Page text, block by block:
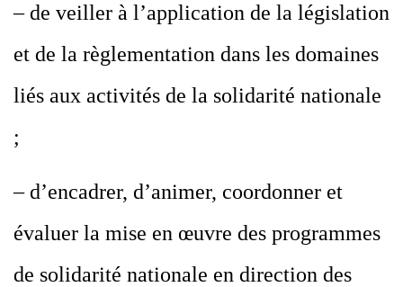
– de veiller à l’application de la législation
et de la règlementation dans les domaines
liés aux activités de la solidarité nationale
;
– d’encadrer, d’animer, coordonner et
évaluer la mise en œuvre des programmes
de solidarité nationale en direction des